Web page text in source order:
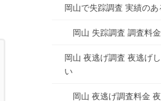
岡山で失踪調査 実績の
岡山 失踪調査 調査料
岡山 夜逃げ調査 夜逃げ
い
岡山 夜逃げ調査料金